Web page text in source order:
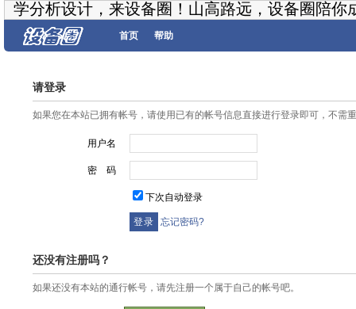
学分析设计，来设备圈！山高路远，设备圈陪你
首页 帮助
请登录
如果您在本站已拥有帐号，请使用已有的帐号信息直接进行登录即可，不需
用户名
密 码
下次自动登录
忘记密码?
还没有注册吗？
如果还没有本站的通行帐号，请先注册一个属于自己的帐号吧。